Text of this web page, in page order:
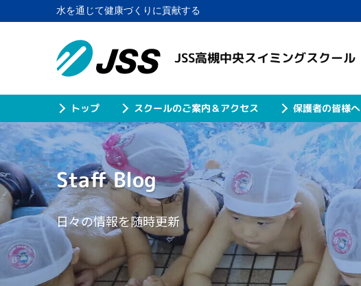
水を通じて健康づくりに貢献する
JSS高槻中央スイミングスクール
トップ スクールのご案内＆アクセス 保護者の皆様へ
Staff Blog
日々の情報を随時更新